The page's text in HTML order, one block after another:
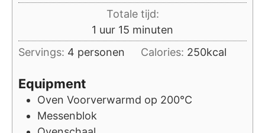
Totale tijd:
1 uur
uur 15 minuten
minuten
Servings: 4 personen Calories: 250kcal
Equipment
Oven Voorverwarmd op 200°C
Messenblok